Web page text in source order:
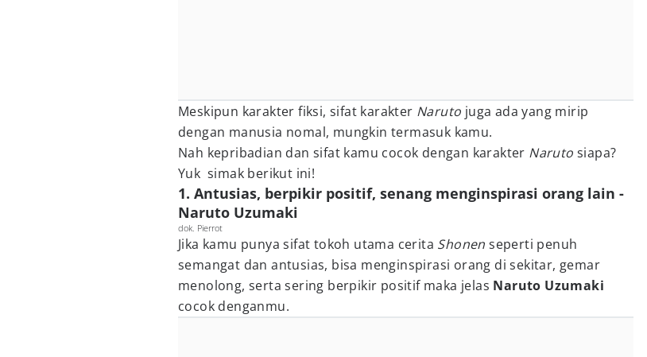
Meskipun karakter fiksi, sifat karakter Naruto juga ada yang mirip
dengan manusia nomal, mungkin termasuk kamu.
Nah kepribadian dan sifat kamu cocok dengan karakter Narutosiapa?
Yuk simak berikut ini!
1. Antusias, berpikir positif, senang menginspirasi orang lain -
Naruto Uzumaki
dok. Pierrot
Jika kamu punya sifat tokoh utama cerita Shonenseperti penuh
semangat dan antusias, bisa menginspirasi orang di sekitar, gemar
menolong, serta sering berpikir positif maka jelas Naruto Uzumaki
cocok denganmu.